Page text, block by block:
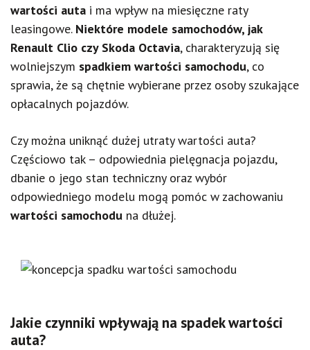
wartości auta i ma wpływ na miesięczne raty
leasingowe. Niektóre modele samochodów, jak
Renault Clio czy Skoda Octavia, charakteryzują się
wolniejszym spadkiem wartości samochodu, co
sprawia, że są chętnie wybierane przez osoby szukające
opłacalnych pojazdów.
Czy można uniknąć dużej utraty wartości auta?
Częściowo tak – odpowiednia pielęgnacja pojazdu,
dbanie o jego stan techniczny oraz wybór
odpowiedniego modelu mogą pomóc w zachowaniu
wartości samochodu na dłużej.
Jakie czynniki wpływają na spadek wartości
auta?